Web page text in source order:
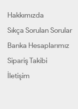
Hakkımızda
Sıkça Sorulan Sorular
Banka Hesaplarımız
Sipariş Takibi
İletişim